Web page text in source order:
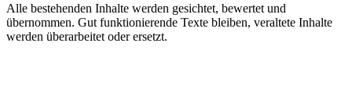
Alle bestehenden Inhalte werden gesichtet, bewertet und
übernommen. Gut funktionierende Texte bleiben, veraltete Inhalte
werden überarbeitet oder ersetzt.